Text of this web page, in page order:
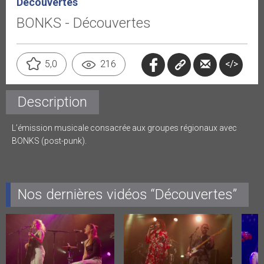
BONKS - Découvertes
</>
5,0 216
Description
L’émission musicale consacrée aux groupes régionaux avec
BONKS (post-punk).
Nos dernières vidéos “Découvertes”